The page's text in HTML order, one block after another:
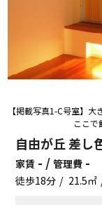
【掲載写真1-C号室】
ここで
自由が丘 差し
家賃 - /管理費 -
徒歩18分 21.5㎡